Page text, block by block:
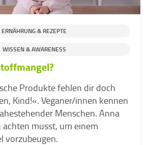
ERNÄHRUNG & REZEPTE
WISSEN & AWARENESS
Produkte fehlen dir doch
Kind!«. Veganer/innen kennen
Menschen. Anna
musst, um einem
vorzubeugen.